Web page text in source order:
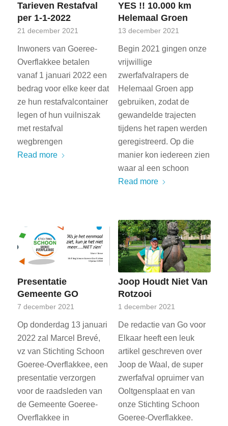
Tarieven Restafval
per 1-1-2022
21 december 2021
Inwoners van Goeree-
Overflakkee betalen
vanaf 1 januari 2022 een
bedrag voor elke keer dat
ze hun restafvalcontainer
legen of hun vuilniszak
met restafval
wegbrengen
Read more
YES !! 10.000 km
Helemaal Groen
13 december 2021
Begin 2021 gingen onze
vrijwillige
zwerfafvalrapers de
Helemaal Groen app
gebruiken, zodat de
gewandelde trajecten
tijdens het rapen werden
geregistreerd. Op die
manier kon iedereen zien
waar al een schoon
Read more
Presentatie
Gemeente GO
7 december 2021
Op donderdag 13 januari
2022 zal Marcel Brevé,
vz van Stichting Schoon
Goeree-Overflakkee, een
presentatie verzorgen
voor de raadsleden van
de Gemeente Goeree-
Overflakkee in
Joop Houdt Niet Van
Rotzooi
1 december 2021
De redactie van Go voor
Elkaar heeft een leuk
artikel geschreven over
Joop de Waal, de super
zwerfafval opruimer van
Ooltgensplaat en van
onze Stichting Schoon
Goeree-Overflakkee.